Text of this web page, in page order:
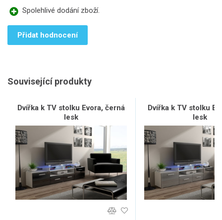
Spolehlivé dodání zboží.
Přidat hodnocení
Související produkty
Dvířka k TV stolku Evora, černá
lesk
Dvířka k TV stolku
lesk